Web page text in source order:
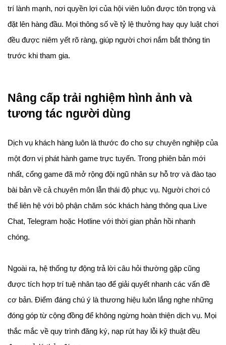
trí lành mạnh, nơi quyền lợi của hội viên luôn được tôn trọng và
đặt lên hàng đầu. Mọi thông số về tỷ lệ thưởng hay quy luật chơi
đều được niêm yết rõ ràng, giúp người chơi nắm bắt thông tin
trước khi tham gia.
Nâng cấp trải nghiệm hình ảnh và
tương tác người dùng
Dịch vụ khách hàng luôn là thước đo cho sự chuyên nghiệp của
một đơn vị phát hành game trực tuyến. Trong phiên bản mới
nhất, cổng game đã mở rộng đội ngũ nhân sự hỗ trợ và đào tạo
bài bản về cả chuyên môn lẫn thái độ phục vụ. Người chơi có
thể liên hệ với bộ phận chăm sóc khách hàng thông qua Live
Chat, Telegram hoặc Hotline với thời gian phản hồi nhanh
chóng.
Ngoài ra, hệ thống tự động trả lời câu hỏi thường gặp cũng
được tích hợp trí tuệ nhân tạo để giải quyết nhanh các vấn đề
cơ bản. Điểm đáng chú ý là thương hiệu luôn lắng nghe những
đóng góp từ cộng đồng để không ngừng hoàn thiện dịch vụ. Mọi
thắc mắc về quy trình đăng ký, nạp rút hay lỗi kỹ thuật đều